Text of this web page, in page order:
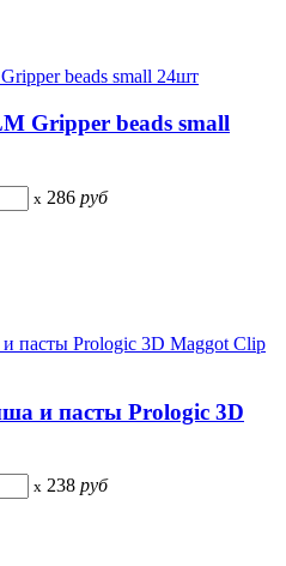
Gripper beads small
x 286 руб
и пасты Prologic 3D
x 238 руб